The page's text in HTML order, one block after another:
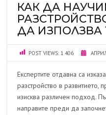
КАК ДА
ДА ИЗПОЛЗВА
POST VIEWS: 1 406
Експертите отдавна са
разстройство в развитието,
изисква различен подход.
направите преди да